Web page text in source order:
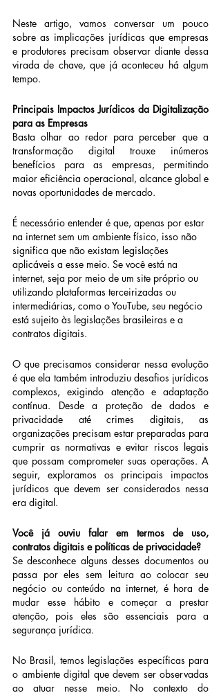
Neste artigo, vamos conversar um pouco
sobre as implicações jurídicas que empresas
e produtores precisam observar diante dessa
virada de chave, que já aconteceu há algum
tempo.
Principais Impactos Jurídicos da Digitalização
para as Empresas
Basta olhar ao redor para perceber que a
transformação digital trouxe inúmeros
benefícios para as empresas, permitindo
maior eficiência operacional, alcance global e
novas oportunidades de mercado.
É necessário entender é que, apenas por estar
na internet sem um ambiente físico, isso não
significa que não existam legislações
aplicáveis a esse meio. Se você está na
internet, seja por meio de um site próprio ou
utilizando plataformas terceirizadas ou
intermediárias, como o YouTube, seu negócio
está sujeito às legislações brasileiras e a
contratos digitais.
O que precisamos considerar nessa evolução
é que ela também introduziu desafios jurídicos
complexos, exigindo atenção e adaptação
contínua. Desde a proteção de dados e
privacidade até crimes digitais, as
organizações precisam estar preparadas para
cumprir as normativas e evitar riscos legais
que possam comprometer suas operações. A
seguir, exploramos os principais impactos
jurídicos que devem ser considerados nessa
era digital.
Você já ouviu falar em termos de uso,
contratos digitais e políticas de privacidade?
Se desconhece alguns desses documentos ou
passa por eles sem leitura ao colocar seu
negócio ou conteúdo na internet, é hora de
mudar esse hábito e começar a prestar
atenção, pois eles são essenciais para a
segurança jurídica.
No Brasil, temos legislações específicas para
o ambiente digital que devem ser observadas
ao atuar nesse meio. No contexto do